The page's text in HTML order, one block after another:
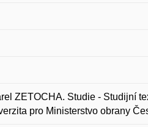
ZETOCHA. Studie - Studijní
pro Ministerstvo obrany